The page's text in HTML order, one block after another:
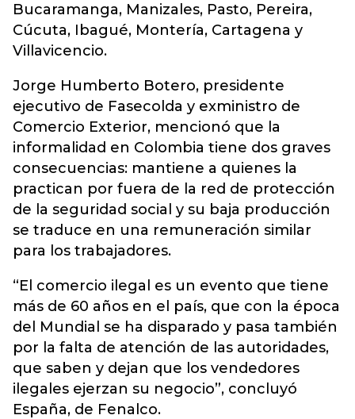
Bucaramanga, Manizales, Pasto, Pereira,
Cúcuta, Ibagué, Montería, Cartagena y
Villavicencio.
Jorge Humberto Botero, presidente
ejecutivo de Fasecolda y exministro de
Comercio Exterior, mencionó que la
informalidad en Colombia tiene dos graves
consecuencias: mantiene a quienes la
practican por fuera de la red de protección
de la seguridad social y su baja producción
se traduce en una remuneración similar
para los trabajadores.
“El comercio ilegal es un evento que tiene
más de 60 años en el país, que con la época
del Mundial se ha disparado y pasa también
por la falta de atención de las autoridades,
que saben y dejan que los vendedores
ilegales ejerzan su negocio”, concluyó
España, de Fenalco.